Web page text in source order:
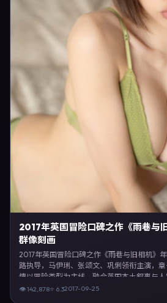
2017年英国冒险口碑之作《雨巷与
群像刻画
2017年英国冒险口碑之作《雨巷与旧相机》
路执导，马伊琍、张颂文、巩俐领衔主演，章
情以冒险类型为主线，融合英国本土叙事与
影 英国 薛晓路 马伊琍」等关键词的观众。
👁142,878⭐ 6.32017-09-25